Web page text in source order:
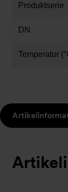
Produktserie
DN
Temperatur